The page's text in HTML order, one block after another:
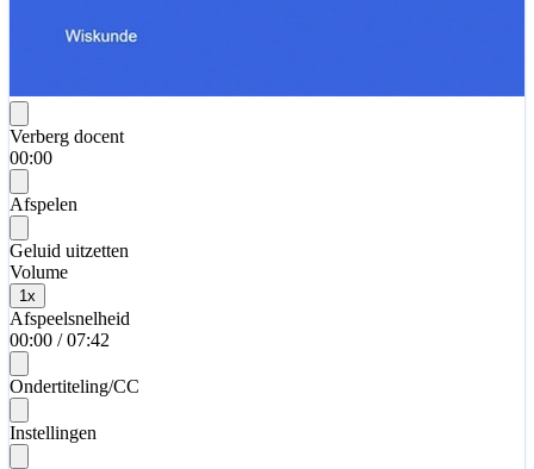
Verberg docent
00:00
Afspelen
Geluid uitzetten
Volume
1 x
Afspeelsnelheid
00:00 / 07:42
Ondertiteling/CC
Instellingen